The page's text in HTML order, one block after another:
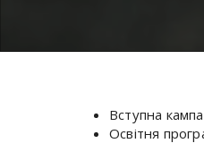
Вступна
Освітня